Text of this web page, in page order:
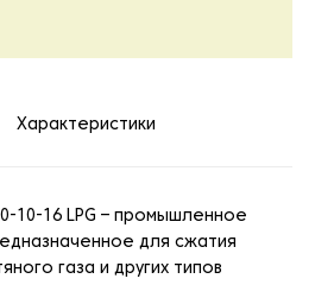
Характеристики
10-16 LPG – промышленное
для сжатия
газа и других типов